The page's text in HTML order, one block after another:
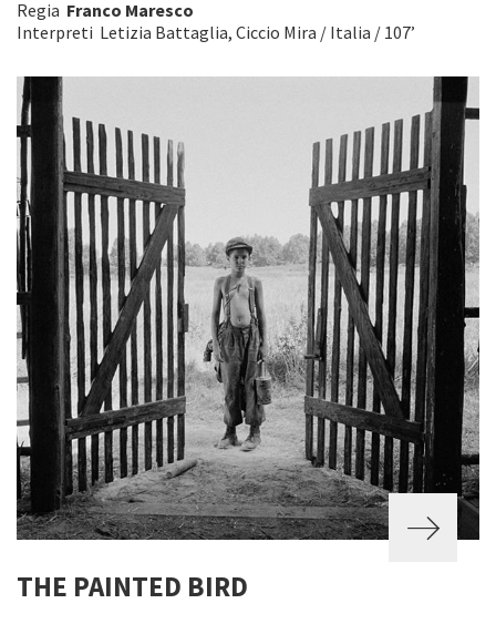
Regia Franco Maresco
Interpreti Letizia Battaglia, Ciccio Mira / Italia / 107’
THE PAINTED BIRD